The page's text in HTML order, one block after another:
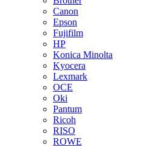
Canon
Epson
Fujifilm
HP
Konica Minolta
Kyocera
Lexmark
OCE
Oki
Pantum
Ricoh
RISO
ROWE